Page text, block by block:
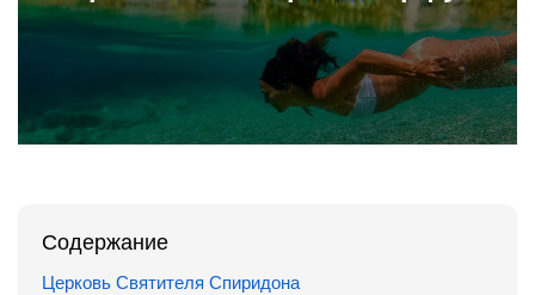
Содержание
Церковь Святителя Спиридона